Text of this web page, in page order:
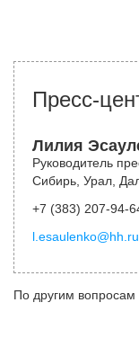
Пресс-
Лилия
Руководитель
Сибирь, Урал,
+7 (383) 207-94-
l.esaulenko@hh.ru
По другим